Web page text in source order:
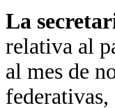
La
relativa al
al mes de